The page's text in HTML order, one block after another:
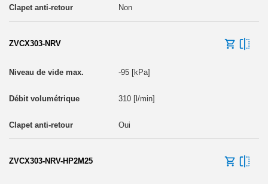
Non
ZVCX303-NRV
-95 [kPa]
310 [l/min]
Oui
ZVCX303-NRV-HP2M25